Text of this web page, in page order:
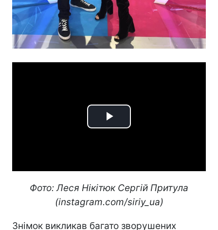
Play
Фото: Леся Нікітюк Сергій Притула
(instagram.com/siriy_ua)
Знімок викликав багато зворушених